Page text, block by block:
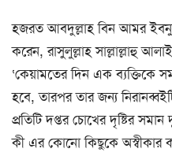
হজরত আবদুল্লাহ বিন আমর
করেন, রাসুলুল্লাহ সাল্লাল্লাহু
‘কেয়ামতের দিন এক ব্যক্তিকে
হবে, তারপর তার জন্য
প্রতিটি দপ্তর চোখের দৃষ্টির
কী এর কোনো কিছুকে অস্বীকার